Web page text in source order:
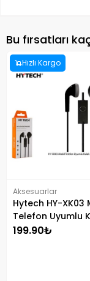
Bu fırsatları
Hızlı Kargo
Aksesuarlar
Hytech HY-XK03
Telefon Uyumlu
Mikrofonlu
199.90₺